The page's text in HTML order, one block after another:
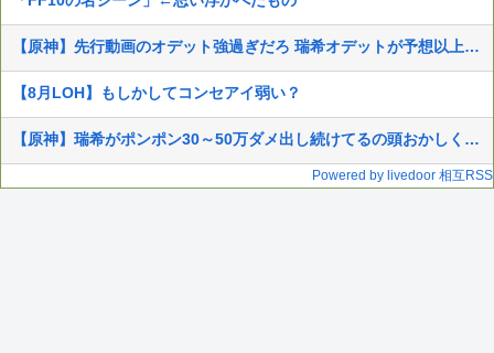
【原神】先行動画のオデット強過ぎだろ 瑞希オデットが予想以上に使えそうで良かった
【8月LOH】もしかしてコンセアイ弱い？
【原神】瑞希がポンポン30～50万ダメ出し続けてるの頭おかしくなるで
Powered by livedoor 相互RSS